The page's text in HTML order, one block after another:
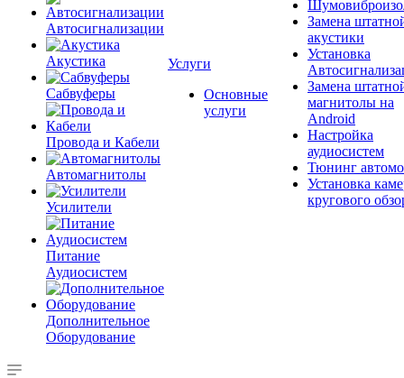
Автосигнализации
Акустика
Сабвуферы
Провода и Кабели
Автомагнитолы
Усилители
Питание
Аудиосистем
Дополнительное
Оборудование
Услуги
Основные
услуги
Замена
акустики
Установка
Замена
магнитолы на
Android
Настройка
аудиосистем
Тюнинг
Установка
кругового